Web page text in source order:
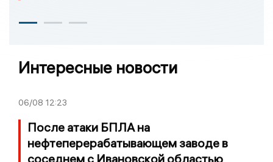
Интересные новости
06/08 12:23
После атаки БПЛА на
нефтеперерабатывающем заводе в
соседнем с Ивановской областью